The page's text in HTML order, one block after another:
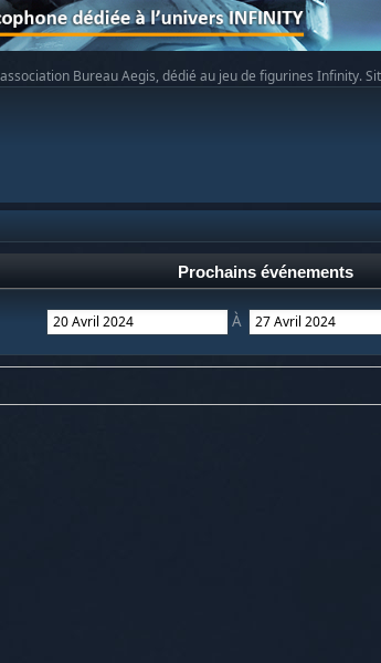
Bureau Aegis, dédié au jeu de figurines Infinity.
Prochains événements
À